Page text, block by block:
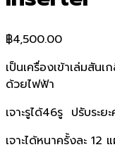
฿4,500.00
เป็นเครื่องเข้าเล่มสัน
ด้วยไฟฟ้า
เจาะรูได้46รู ปรับระย
เจาะได้หนาครั้งละ 12